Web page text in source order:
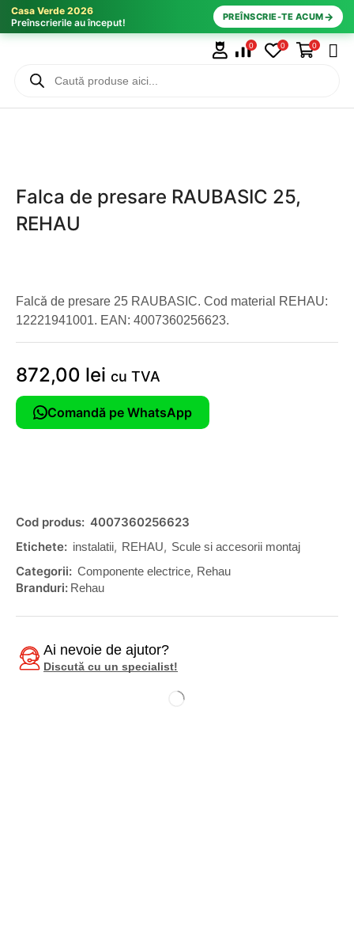
Casa Verde 2026
Preînscrierile au început!
PREÎNSCRIE-TE ACUM→
0 0 0
Falca de presare RAUBASIC 25,
REHAU
Falcă de presare 25 RAUBASIC. Cod material REHAU:
12221941001. EAN: 4007360256623.
872,00 lei cu TVA
Comandă pe WhatsApp
Cod produs: 4007360256623
Etichete: instalatii, REHAU, Scule si accesorii montaj
Categorii: Componente electrice, Rehau
Branduri: Rehau
Ai nevoie de ajutor?
Discută cu un specialist!